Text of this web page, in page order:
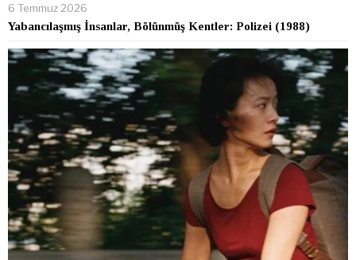
6 Temmuz 2026
Yabancılaşmış İnsanlar, Bölünmüş Kentler: Polizei (1988)